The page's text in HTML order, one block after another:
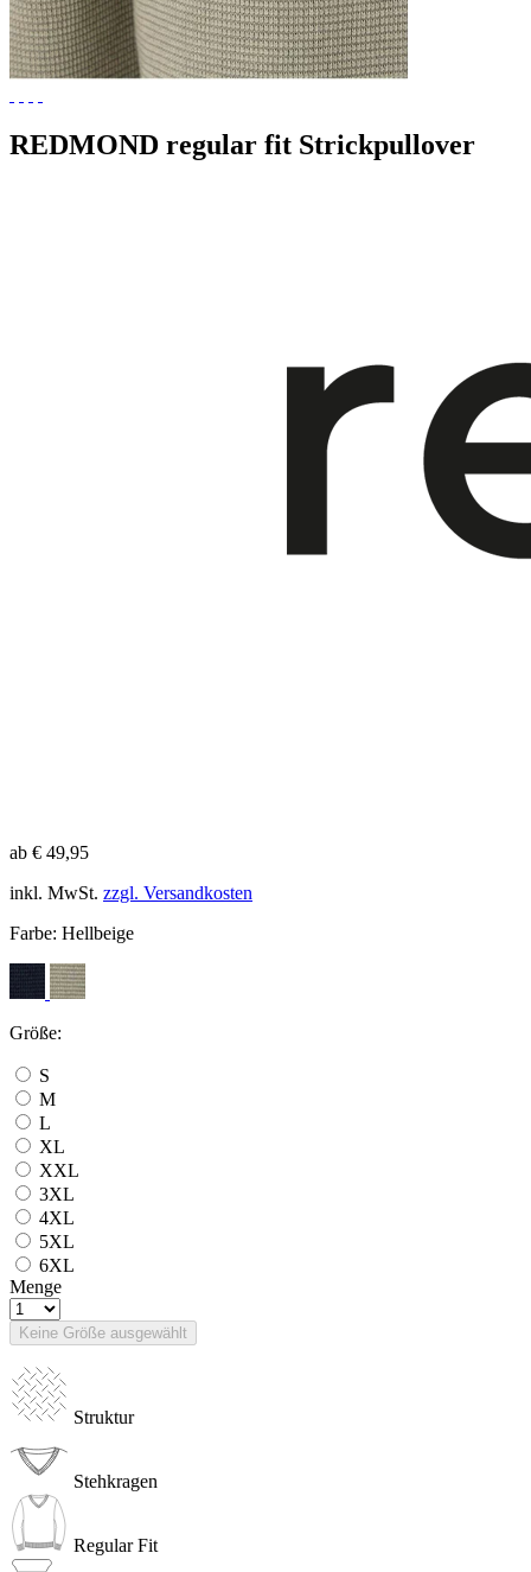
REDMOND regular fit Strickpullover
ab € 49,95
inkl. MwSt. zzgl. Versandkosten
Farbe: Hellbeige
Größe:
S
M
L
XL
XXL
3XL
4XL
5XL
6XL
Menge
Keine Größe ausgewählt
Struktur
Stehkragen
Regular Fit